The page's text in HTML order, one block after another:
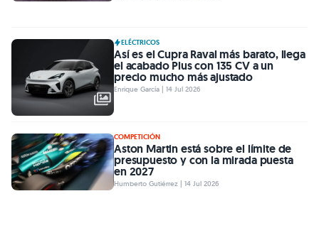
ELÉCTRICOS
Así es el Cupra Raval más barato, llega
el acabado Plus con 135 CV a un
precio mucho más ajustado
Enrique García | 14 Jul 2026
COMPETICIÓN
Aston Martin está sobre el límite de
presupuesto y con la mirada puesta
en 2027
Humberto Gutiérrez | 14 Jul 2026